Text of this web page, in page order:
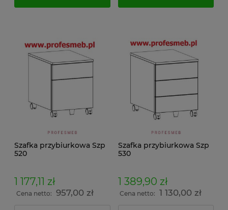
Szafka przybiurkowa Szp
520
1 177,11 zł
Cena netto: 957,00 zł
Szafka przybiurkowa Szp
530
1 389,90 zł
Cena netto: 1 130,00 zł